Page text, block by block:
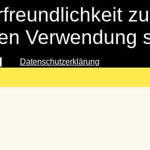
Verwendung
Datenschutzerklärung